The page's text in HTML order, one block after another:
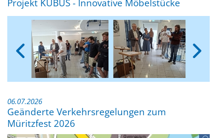
Projekt KUBUS - Innovative Möbelstücke
06.07.2026
Geänderte Verkehrsregelungen zum
Müritzfest 2026